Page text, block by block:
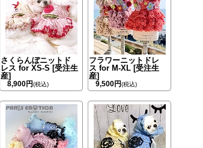
さくらんぼニットド
レス for XS-S [受注生
産]
8,900円(税込)
フラワーニットドレ
ス for M-XL [受注生
産]
9,500円(税込)